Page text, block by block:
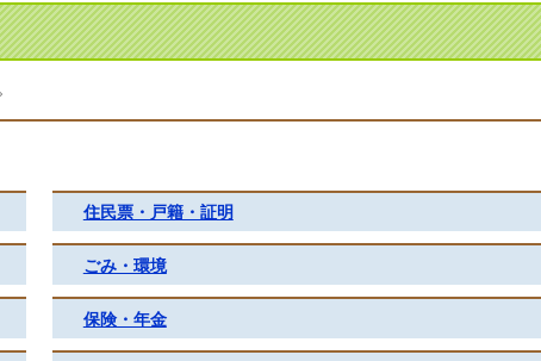
住民票・戸籍・証明
ごみ・環境
保険・年金